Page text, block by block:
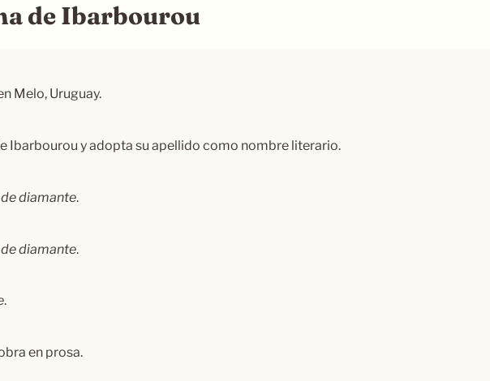
de Ibarbourou
Melo, Uruguay.
Ibarbourou y adopta su apellido como nombre literario.
diamante.
diamante.
.
en prosa.